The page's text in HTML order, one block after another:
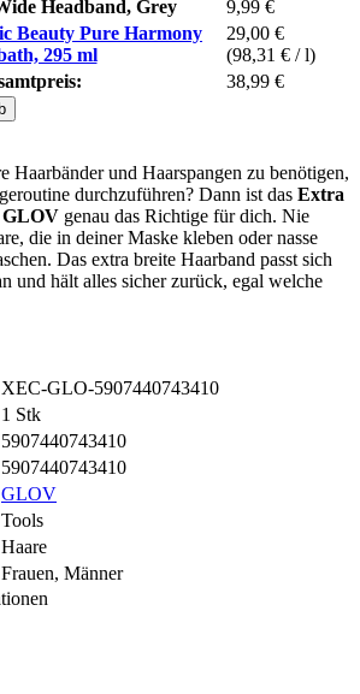
Headband, Grey
9,99 €
Beauty Pure Harmony
295 ml
29,00 €
(98,31 € / l)
38,99 €
Haarbänder und Haarspangen zu benötigen,
durchzuführen? Dann ist das Extra
GLOV genau das Richtige für dich. Nie
die in deiner Maske kleben oder nasse
Das extra breite Haarband passt sich
und hält alles sicher zurück, egal welche
XEC-GLO-5907440743410
1 Stk
5907440743410
5907440743410
GLOV
Tools
Haare
Frauen, Männer